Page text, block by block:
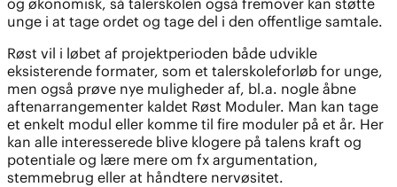
unge i at tage ordet og tage del i den offentlige samtale.
Røst vil i løbet af projektperioden både udvikle
eksisterende formater, som et talerskoleforløb for unge,
men også prøve nye muligheder af, bl.a. nogle åbne
aftenarrangementer kaldet Røst Moduler. Man kan tage
et enkelt modul eller komme til fire moduler på et år. Her
kan alle interesserede blive klogere på talens kraft og
potentiale og lære mere om fx argumentation,
stemmebrug eller at håndtere nervøsitet.